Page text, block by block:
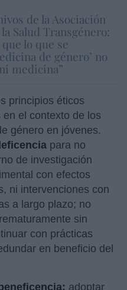
de la Asociación
Salud Transgénero:
lo que se
de género’ no
medicina”
principios éticos
el contexto de los
género en jóvenes.
para no
de investigación
con efectos
ni intervenciones con
a largo plazo; no
sin
con prácticas
en beneficio del
adoptar